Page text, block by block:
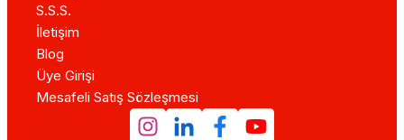
S.S.S.
İletişim
Blog
Üye Girişi
Mesafeli Satış Sözleşmesi